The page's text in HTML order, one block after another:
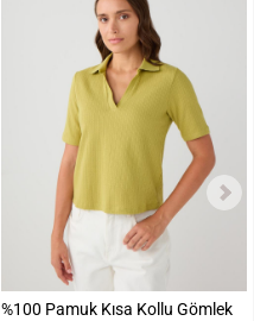
%100 Pamuk Kısa Kollu Gömlek